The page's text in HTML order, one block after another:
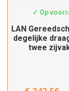
✓ Op
LAN
degelijke
twee